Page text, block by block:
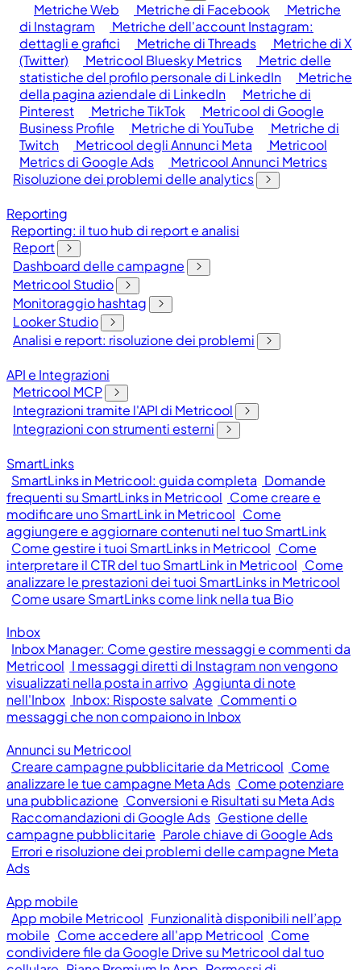
Metriche Web
Metriche di Facebook
Metriche
di Instagram
Metriche dell'account Instagram:
dettagli e grafici
Metriche di Threads
Metriche di X
(Twitter)
Metricool Bluesky Metrics
Metric delle
statistiche del profilo personale di LinkedIn
Metriche
della pagina aziendale di LinkedIn
Metriche di
Pinterest
Metriche TikTok
Metricool di Google
Business Profile
Metriche di YouTube
Metriche di
Twitch
Metricool degli Annunci Meta
Metricool
Metrics di Google Ads
Metricool Annunci Metrics
Risoluzione dei problemi delle analytics
Reporting
Reporting: il tuo hub di report e analisi
Report
Dashboard delle campagne
Metricool Studio
Monitoraggio hashtag
Looker Studio
Analisi e report: risoluzione dei problemi
API e Integrazioni
Metricool MCP
Integrazioni tramite l'API di Metricool
Integrazioni con strumenti esterni
SmartLinks
SmartLinks in Metricool: guida completa Domande
frequenti su SmartLinks in Metricool Come creare e
modificare uno SmartLink in Metricool Come
aggiungere e aggiornare contenuti nel tuo SmartLink
Come gestire i tuoi SmartLinks in Metricool Come
interpretare il CTR del tuo SmartLink in Metricool Come
analizzare le prestazioni dei tuoi SmartLinks in Metricool
Come usare SmartLinks come link nella tua Bio
Inbox
Inbox Manager: Come gestire messaggi e commenti da
Metricool I messaggi diretti di Instagram non vengono
visualizzati nella posta in arrivo Aggiunta di note
nell'Inbox Inbox: Risposte salvate Commenti o
messaggi che non compaiono in Inbox
Annunci su Metricool
Creare campagne pubblicitarie da Metricool Come
analizzare le tue campagne Meta Ads Come potenziare
una pubblicazione Conversioni e Risultati su Meta Ads
Raccomandazioni di Google Ads Gestione delle
campagne pubblicitarie Parole chiave di Google Ads
Errori e risoluzione dei problemi delle campagne Meta
Ads
App mobile
App mobile Metricool Funzionalità disponibili nell’app
mobile Come accedere all'app Metricool Come
condividere file da Google Drive su Metricool dal tuo